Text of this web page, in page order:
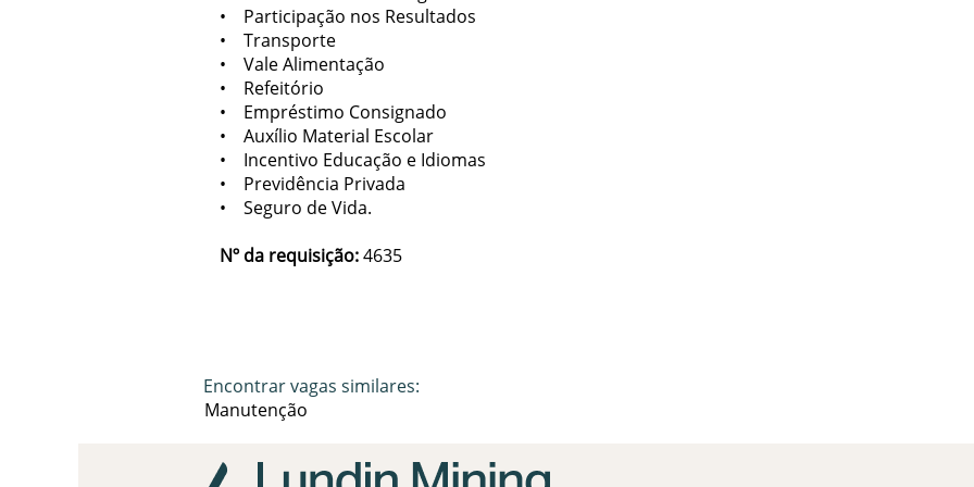
• Participação nos Resultados
• Transporte
• Vale Alimentação
• Refeitório
• Empréstimo Consignado
• Auxílio Material Escolar
• Incentivo Educação e Idiomas
• Previdência Privada
• Seguro de Vida.
Nº da requisição:4635
Encontrar vagas similares:
Manutenção